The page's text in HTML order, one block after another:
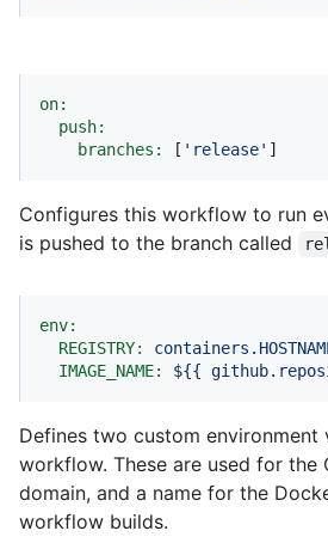
on:
push:
branches:
[ 'release' ]
Configures this workflow to run
is pushed to the branch called
env:
REGISTRY:
IMAGE_NAME:
${{
Defines two custom environment
workflow. These are used for the
domain, and a name for the
workflow builds.